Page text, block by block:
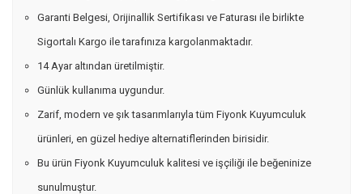
Garanti Belgesi, Orijinallik Sertifikası ve Faturası ile birlikte
Sigortalı Kargo ile tarafınıza kargolanmaktadır.
14 Ayar altından üretilmiştir.
Günlük kullanıma uygundur.
Zarif, modern ve şık tasarımlarıyla tüm Fiyonk Kuyumculuk
ürünleri, en güzel hediye alternatiflerinden birisidir.
Bu ürün Fiyonk Kuyumculuk kalitesi ve işçiliği ile beğeninize
sunulmuştur.